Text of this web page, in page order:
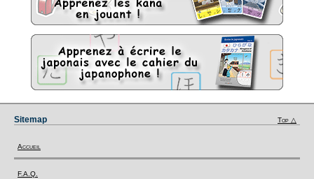
Sitemap Top △
Accueil
F.A.Q.